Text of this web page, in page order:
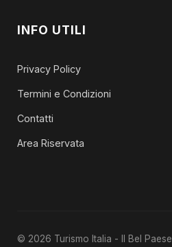
INFO UTILI
Privacy Policy
Termini e Condizioni
Contatti
Area Riservata
© 2026 Turismo Italia - Il Bel Paese